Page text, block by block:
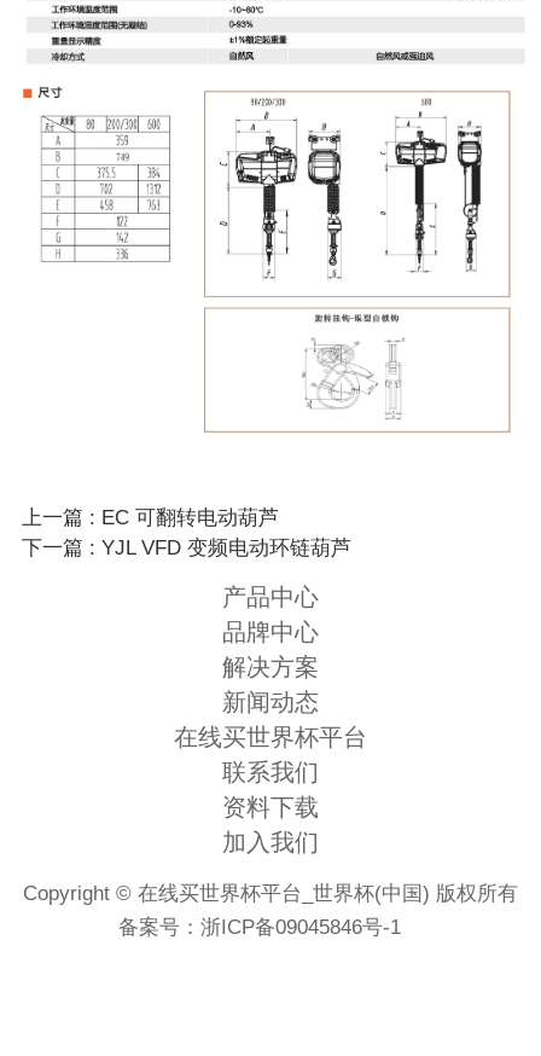
上一篇 : EC 可翻转电动葫芦
下一篇 : YJL VFD 变频电动环链葫芦
产品中心
品牌中心
解决方案
新闻动态
在线买世界杯平台
联系我们
资料下载
加入我们
Copyright © 在线买世界杯平台_世界杯(中国) 版权所有
备案号：浙ICP备09045846号-1